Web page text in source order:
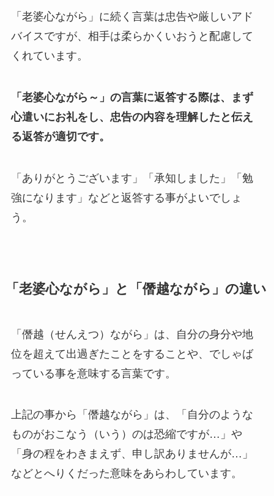
「老婆心ながら」に続く言葉は忠告や厳しいアド
バイスですが、相手は柔らかくいおうと配慮して
くれています。
「老婆心ながら～」の言葉に返答する際は、まず
心遣いにお礼をし、忠告の内容を理解したと伝え
る返答が適切です。
「ありがとうございます」「承知しました」「勉
強になります」などと返答する事がよいでしょ
う。
「老婆心ながら」と「僭越ながら」の違い
「僭越（せんえつ）ながら」は、自分の身分や地
位を超えて出過ぎたことをすることや、でしゃば
っている事を意味する言葉です。
上記の事から「僭越ながら」は、「自分のような
ものがおこなう（いう）のは恐縮ですが…」や
「身の程をわきまえず、申し訳ありませんが…」
などとへりくだった意味をあらわしています。